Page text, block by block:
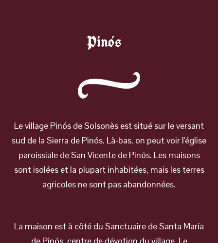
Pinós
Le village Pinós de Solsonès est situé sur le versant
sud de la Sierra de Pinós. Là-bas, on peut voir l'église
paroissiale de San Vicente de Pinós. Les maisons
sont isolées et la plupart inhabitées, mais les terres
agricoles ne sont pas abandonnées.
La maison est à côté du Sanctuaire de Santa María